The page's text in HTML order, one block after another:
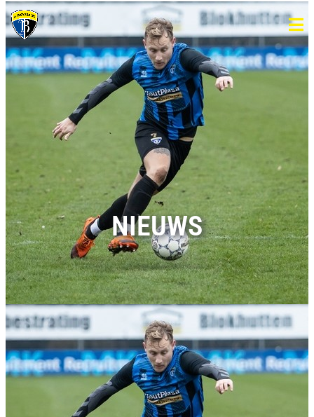
NIEUWS